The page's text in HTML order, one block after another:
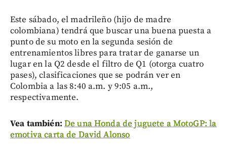
Este sábado, el madrileño (hijo de madre
colombiana) tendrá que buscar una buena puesta a
punto de su moto en la segunda sesión de
entrenamientos libres para tratar de ganarse un
lugar en la Q2 desde el filtro de Q1 (otorga cuatro
pases), clasificaciones que se podrán ver en
Colombia a las 8:40 a.m. y 9:05 a.m.,
respectivamente.
Vea también: De una Honda de juguete a MotoGP: la
emotiva carta de David Alonso